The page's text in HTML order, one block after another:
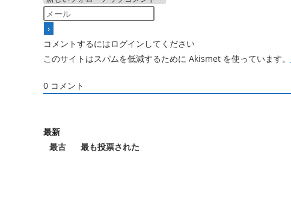
コメントするにはログインしてください
このサイトはスパムを低減するために Akismet を使っています。
0 コメント
最新
最古
最も投票された